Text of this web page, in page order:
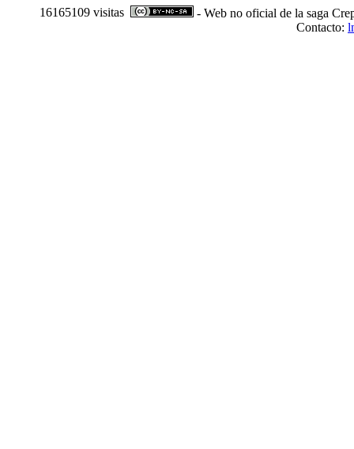
16165109 visitas
- Web no oficial de la saga
Contacto: